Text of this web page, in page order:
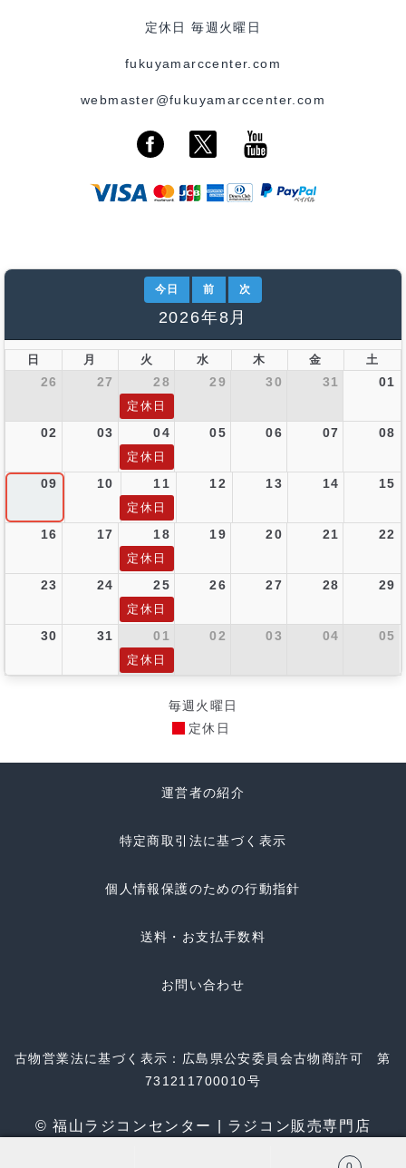
定休日 毎週火曜日
fukuyamarccenter.com
webmaster@fukuyamarccenter.com
今日 前 次
2026年8月
日 月 火 水 木 金 土
26 27 28 29 30 31 01
定休日
02 03 04 05 06 07 08
定休日
09 10 11 12 13 14 15
定休日
16 17 18 19 20 21 22
定休日
23 24 25 26 27 28 29
定休日
30 31 01 02 03 04 05
定休日
毎週火曜日
定休日
運営者の紹介
特定商取引法に基づく表示
個人情報保護のための行動指針
送料・お支払手数料
お問い合わせ
古物営業法に基づく表示：広島県公安委員会古物商許可 第
731211700010号
© 福山ラジコンセンター | ラジコン販売専門店